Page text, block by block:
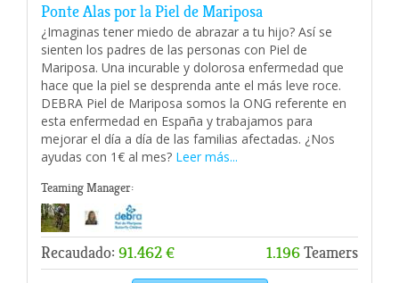
Ponte Alas por la Piel de Mariposa
¿Imaginas tener miedo de abrazar a tu hijo? Así se
sienten los padres de las personas con Piel de
Mariposa. Una incurable y dolorosa enfermedad que
hace que la piel se desprenda ante el más leve roce.
DEBRA Piel de Mariposa somos la ONG referente en
esta enfermedad en España y trabajamos para
mejorar el día a día de las familias afectadas. ¿Nos
ayudas con 1€ al mes? Leer más...
Teaming Manager:
Recaudado: 91.462 € 1.196Teamers